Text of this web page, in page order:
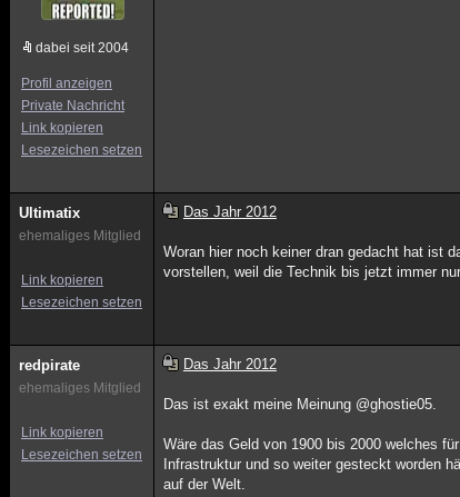
dabei seit 2004
Profil anzeigen
Private Nachricht
Link kopieren
Lesezeichen setzen
Ultimatix
ehemaliges Mitglied
Link kopieren
Lesezeichen setzen
Das Jahr 2012
Woran hier noch keiner dran gedacht hat ist
vorstellen, weil die Technik bis jetzt immer
redpirate
ehemaliges Mitglied
Link kopieren
Lesezeichen setzen
Das Jahr 2012
Das ist exakt meine Meinung @ghostie05.
Wäre das Geld von 1900 bis 2000 welches
Infrastruktur und so weiter gesteckt worden
auf der Welt.